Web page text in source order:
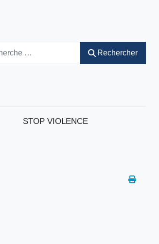
Rechercher
STOP VIOLENCE